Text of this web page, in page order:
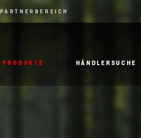
PARTNERBEREICH
PRODUKTE HÄNDLERSUCHE